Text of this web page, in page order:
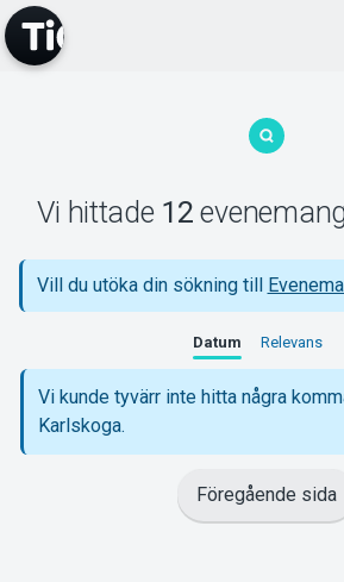
MyTickster
Support
Om
Vi hittade 12
Vill du utöka din sökning till
Datum Relevans
Vi kunde tyvärr inte hitta några
Karlskoga.
Föregående sida